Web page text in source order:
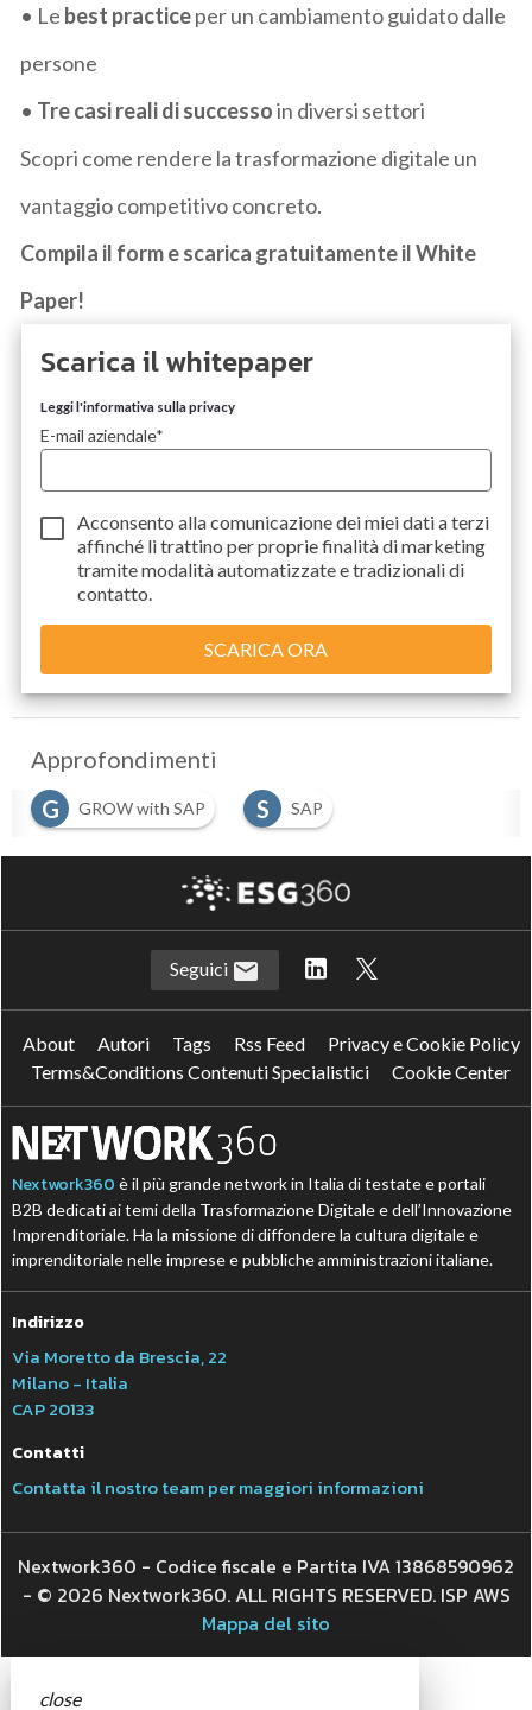
• Le best practiceper un cambiamento guidato dalle
persone
• Tre casi reali di successoin diversi settori
Scopri come rendere la trasformazione digitale un
vantaggio competitivo concreto.
Compila il form e scarica gratuitamente il White
Paper!
Scarica il whitepaper
Leggi l'informativa sulla privacy
E-mail aziendale*
Acconsento alla comunicazione dei miei dati aterzi
affinché li trattino per proprie finalità di marketing
tramite modalità automatizzate e tradizionali di
contatto.
Approfondimenti
G
GROW with SAP S SAP
Seguici
About Autori Tags Rss Feed
Privacy e Cookie Policy
Terms&Conditions Contenuti Specialistici
Cookie Center
Nextwork360 è il più grande network in Italia di testate e portali
B2B dedicati ai temi della Trasformazione Digitale e dell’Innovazione
Imprenditoriale. Ha la missione di diffondere la cultura digitale e
imprenditoriale nelle imprese e pubbliche amministrazioni italiane.
Indirizzo
Via Moretto da Brescia, 22
Milano - Italia
CAP 20133
Contatti
Contatta il nostro team per maggiori informazioni
Nextwork360 - Codice fiscale e Partita IVA 13868590962
- © 2026 Nextwork360. ALL RIGHTS RESERVED. ISP AWS
Mappa del sito
close